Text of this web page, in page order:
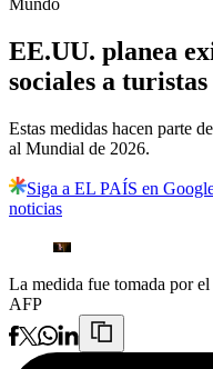
Mundo
EE.UU. planea
sociales a
Estas medidas hacen parte
al Mundial de 2026.
Siga a EL PAÍS en
noticias
La medida fue tomada por
AFP